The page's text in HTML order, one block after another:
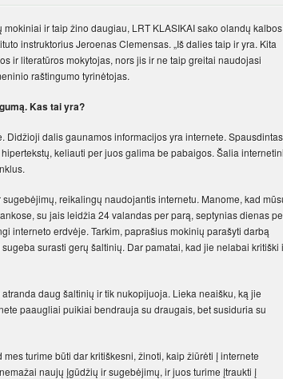
ir taip žino daugiau, LRT KLASIKAI sako olandų
instruktorius Jeroenas Clemensas. „Iš dalies taip ir yra. Kita
ir literatūros mokytojas, nors jis ir ne taip greitai naudojasi
raštingumo tyrinėtojas.
Kas tai yra?
dalis gaunamos informacijos yra internete. Spausdintas
keliauti per juos galima be pabaigos. Šalia
reikalingų naudojantis internetu. Manome, kad
su jais leidžia 24 valandas per parą, septynias dienas
interneto erdvėje. Tarkim, paprašius mokinių parašyti darbą
surasti gerų šaltinių. Dar pamatai, kad jie nelabai kritiški
daug šaltinių ir tik nukopijuoja. Lieka neaišku, ką jie
paaugliai puikiai bendrauja su draugais, bet susiduria su
turime būti dar kritiškesni, žinoti, kaip žiūrėti į internete
naujų įgūdžių ir sugebėjimų, ir juos turime įtraukti į